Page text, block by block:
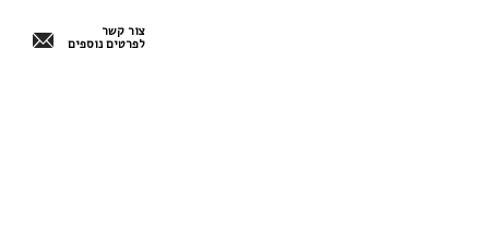
צור קשר
לפרטים נוספים